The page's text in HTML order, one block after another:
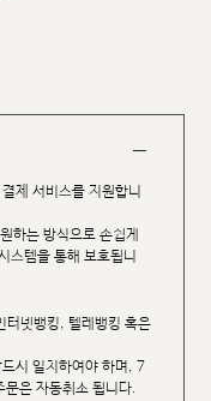
제 서비스를 지원합니
하는 방식으로 손쉽게
스템을 통해 보호됩니
터넷뱅킹, 텔레뱅킹 혹은
시 일치하여야 하며, 7
문은 자동취소 됩니다.